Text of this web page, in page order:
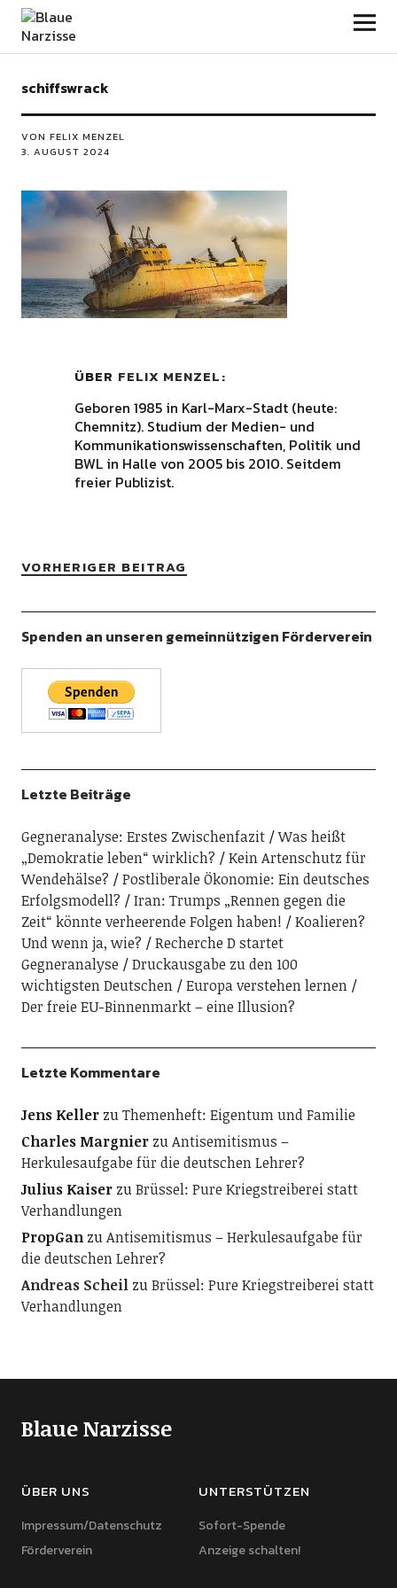
Blaue Narzisse
schiffswrack
VON FELIX MENZEL
3. AUGUST 2024
ÜBER FELIX MENZEL
Geboren 1985 in Karl-Marx-Stadt (heute:
Chemnitz). Studium der Medien- und
Kommunikationswissenschaften, Politik und
BWL in Halle von 2005 bis 2010. Seitdem
freier Publizist.
VORHERIGER BEITRAG
Spenden an unseren gemeinnützigen Förderverein
Letzte Beiträge
Gegneranalyse: Erstes Zwischenfazit
Was heißt
„Demokratie leben“ wirklich?
Kein Artenschutz für
Wendehälse?
Postliberale Ökonomie: Ein deutsches
Erfolgsmodell?
Iran: Trumps „Rennen gegen die
Zeit“ könnte verheerende Folgen haben!
Koalieren?
Und wenn ja, wie?
Recherche D startet
Gegneranalyse
Druckausgabe zu den 100
wichtigsten Deutschen
Europa verstehen lernen
Der freie EU-Binnenmarkt – eine Illusion?
Letzte Kommentare
Jens KellerzuThemenheft: Eigentum und Familie
Charles MargnierzuAntisemitismus –
Herkulesaufgabe für die deutschen Lehrer?
Julius KaiserzuBrüssel: Pure Kriegstreiberei statt
Verhandlungen
PropGanzuAntisemitismus – Herkulesaufgabe für
die deutschen Lehrer?
Andreas ScheilzuBrüssel: Pure Kriegstreiberei statt
Verhandlungen
Blaue Narzisse
ÜBER UNS
Impressum/Datenschutz
Förderverein
UNTERSTÜTZEN
Sofort-Spende
Anzeige schalten!